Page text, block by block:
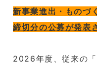
新事業進出・ものづ
締切分の公募が発表
2026年度、従来の